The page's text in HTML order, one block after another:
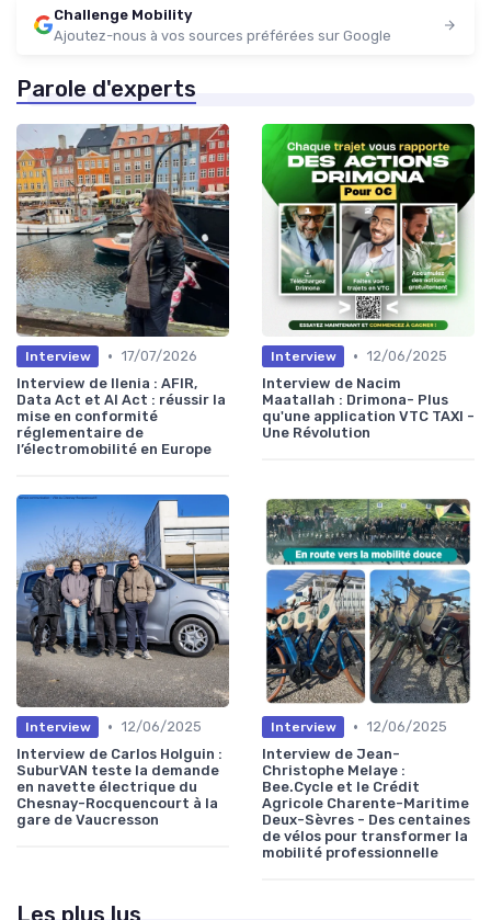
Challenge Mobility
Ajoutez-nous à vos sources préférées sur Google
Parole d'experts
Interview • 17/07/2026
Interview de Ilenia : AFIR,
Data Act et AI Act : réussir la
mise en conformité
réglementaire de
l’électromobilité en Europe
Interview • 12/06/2025
Interview de Nacim
Maatallah : Drimona- Plus
qu'une application VTC TAXI -
Une Révolution
Interview • 12/06/2025
Interview de Carlos Holguin :
SuburVAN teste la demande
en navette électrique du
Chesnay-Rocquencourt à la
gare de Vaucresson
Interview • 12/06/2025
Interview de Jean-
Christophe Melaye :
Bee.Cycle et le Crédit
Agricole Charente-Maritime
Deux-Sèvres - Des centaines
de vélos pour transformer la
mobilité professionnelle